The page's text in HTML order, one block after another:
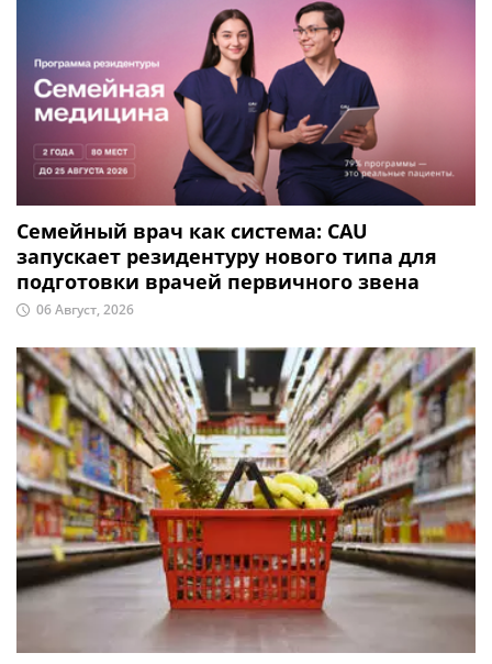
Семейный врач как система: CAU
запускает резидентуру нового типа для
подготовки врачей первичного звена
06 Август, 2026